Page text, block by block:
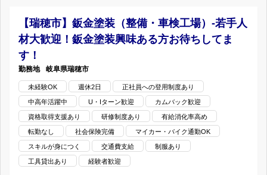
の
場)
岡
市-
残
業
登
用
り】
鈑
金
塗
【瑞穂市】鈑金塗装（整備・車検工場）-若手人
材大歓迎！鈑金塗装興味ある方お待ちしてま
す！
岐阜県瑞穂市
未経験OK 週休2日 正社員への登用制度あり
中高年活躍中 U・Iターン歓迎 カムバック歓迎
資格取得支援あり 研修制度あり 有給消化率高め
転勤なし 社会保険完備 マイカー・バイク通勤OK
スキルが身につく 交通費支給 制服あり
工具貸出あり 経験者歓迎